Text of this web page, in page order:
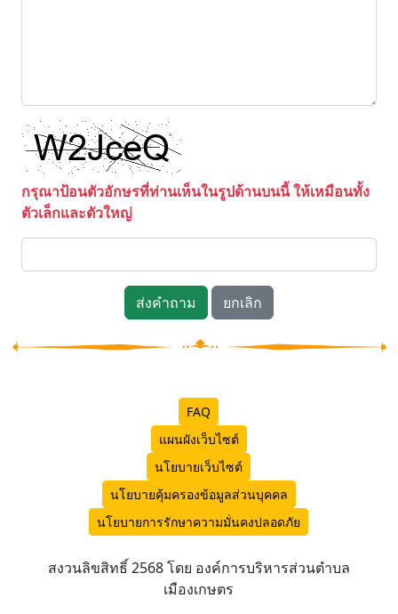
กรุณาป้อนตัวอักษรที่ท่านเห็นในรูปด้านบนนี้ ให้เหมือนทั้ง
ตัวเล็กและตัวใหญ่
ส่งคำถาม ยกเลิก
FAQ
แผนผังเว็บไซต์
นโยบายเว็บไซต์
นโยบายคุ้มครองข้อมูลส่วนบุคคล
นโยบายการรักษาความมั่นคงปลอดภัย
สงวนลิขสิทธิ์ 2568 โดย องค์การบริหารส่วนตำบล
เมืองเกษตร